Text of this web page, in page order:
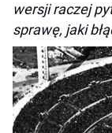
wersji raczej
sprawę, jaki